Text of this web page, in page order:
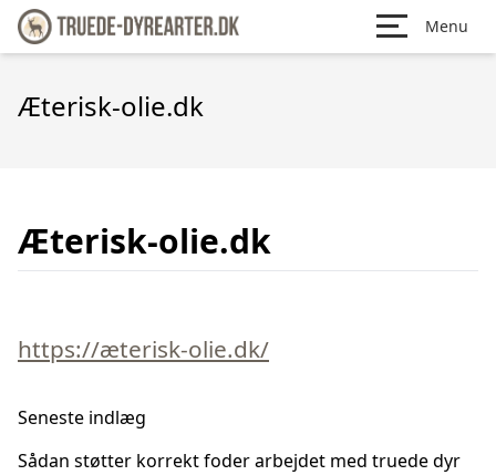
Menu
Æterisk-olie.dk
Æterisk-olie.dk
https://æterisk-olie.dk/
Seneste indlæg
Sådan støtter korrekt foder arbejdet med truede dyr